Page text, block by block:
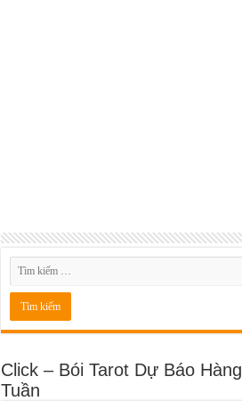
Click – Bói Tarot Dự Báo Hàng
Tuần